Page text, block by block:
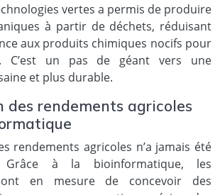
vertes a permis de produire
à partir de déchets, réduisant
aux produits chimiques nocifs pour
C’est un pas de géant vers une
et plus durable.
des rendements agricoles
rendements agricoles n’a jamais été
Grâce à la bioinformatique, les
en mesure de concevoir des